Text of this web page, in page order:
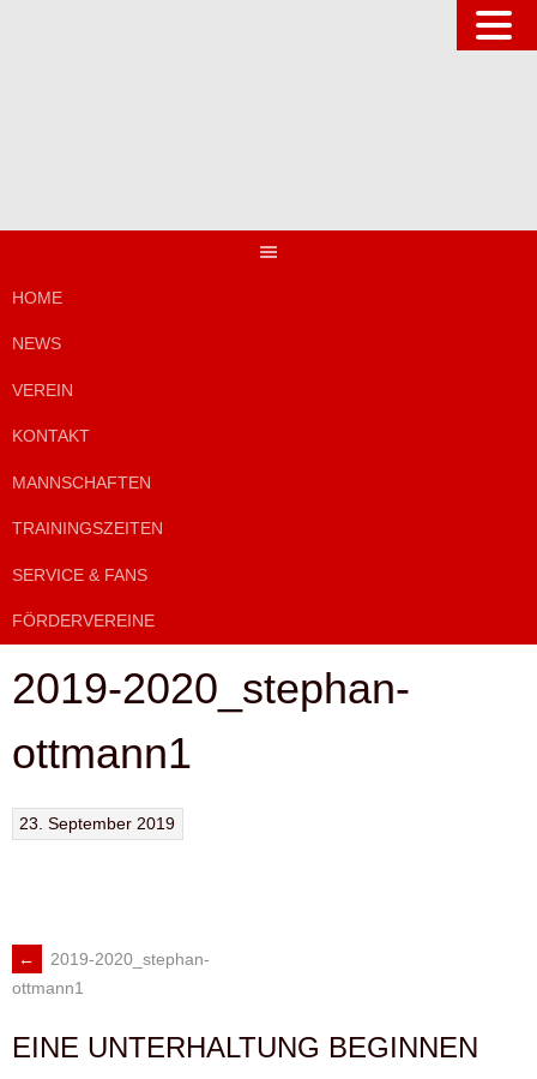
HOME
NEWS
VEREIN
KONTAKT
MANNSCHAFTEN
TRAININGSZEITEN
SERVICE & FANS
FÖRDERVEREINE
2019-2020_stephan-
ottmann1
23. September 2019
ARTIKEL-
NAVIGATION
←
2019-2020_stephan-
ottmann1
EINE UNTERHALTUNG BEGINNEN